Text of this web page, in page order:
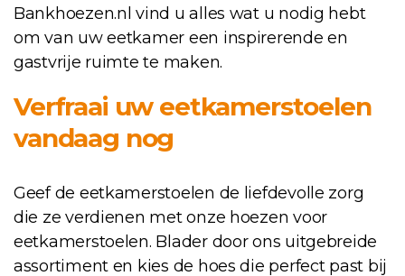
Bankhoezen.nl vind u alles wat u nodig hebt
om van uw eetkamer een inspirerende en
gastvrije ruimte te maken.
Verfraai uw eetkamerstoelen
vandaag nog
Geef de eetkamerstoelen de liefdevolle zorg
die ze verdienen met onze hoezen voor
eetkamerstoelen. Blader door ons uitgebreide
assortiment en kies de hoes die perfect past bij